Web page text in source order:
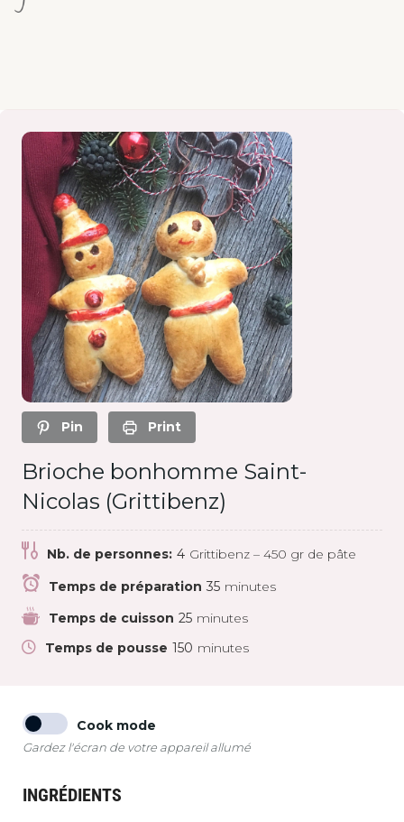
Pin Print
Brioche bonhomme Saint-
Nicolas (Grittibenz)
Nb. de personnes: 4 Grittibenz – 450 gr de pâte
Temps de préparation 35 minutes
Temps de cuisson 25 minutes
Temps de pousse 150 minutes
Cook mode
Gardez l'écran de votre appareil allumé
INGRÉDIENTS